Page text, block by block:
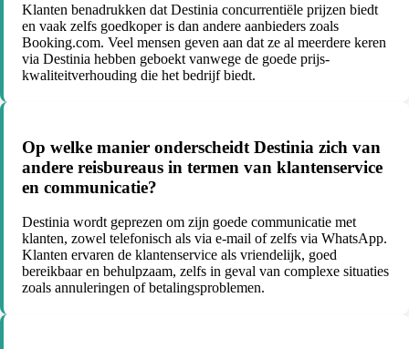
Klanten benadrukken dat Destinia concurrentiële prijzen biedt
en vaak zelfs goedkoper is dan andere aanbieders zoals
Booking.com. Veel mensen geven aan dat ze al meerdere keren
via Destinia hebben geboekt vanwege de goede prijs-
kwaliteitverhouding die het bedrijf biedt.
Op welke manier onderscheidt Destinia zich van
andere reisbureaus in termen van klantenservice
en communicatie?
Destinia wordt geprezen om zijn goede communicatie met
klanten, zowel telefonisch als via e-mail of zelfs via WhatsApp.
Klanten ervaren de klantenservice als vriendelijk, goed
bereikbaar en behulpzaam, zelfs in geval van complexe situaties
zoals annuleringen of betalingsproblemen.